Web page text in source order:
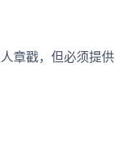
章戳，但必须提供